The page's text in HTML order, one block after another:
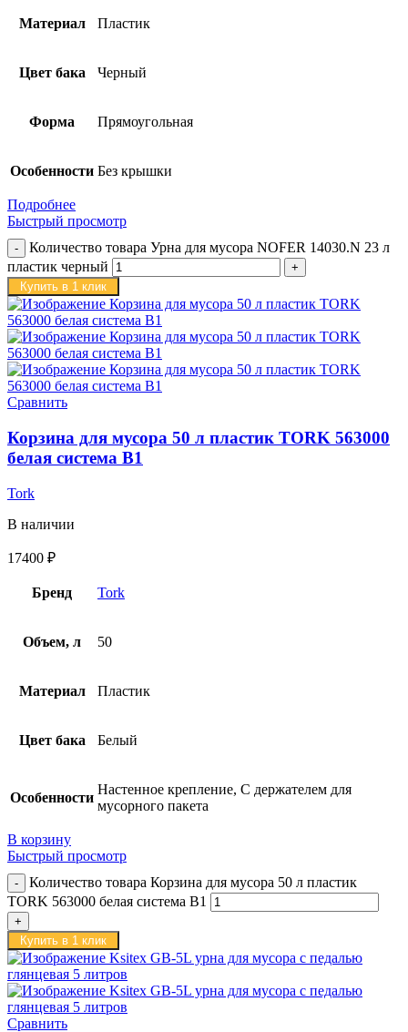
Материал Пластик
Цвет бака Черный
Форма Прямоугольная
Особенности Без крышки
Подробнее
Быстрый просмотр
Количество товара Урна для мусора NOFER 14030.N 23 л
пластик черный
Купить в 1 клик
Сравнить
Корзина для мусора 50 л пластик TORK 563000
белая система B1
Tork
В наличии
17400 ₽
Бренд Tork
Объем, л 50
Материал Пластик
Цвет бака Белый
Особенности
Настенное крепление, С держателем для
мусорного пакета
В корзину
Быстрый просмотр
Количество товара Корзина для мусора 50 л пластик
TORK 563000 белая система B1
Купить в 1 клик
Сравнить